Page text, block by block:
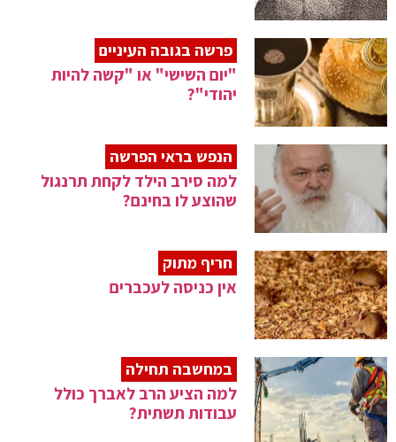
פרשה בגובה העיניים
"יום השישי" או "קשה להיות
יהודי"?
הנפש בראי הפרשה
למה סירב הילד לקחת תרנגול
שהוצע לו בחינם?
חריף מתוק
אין כניסה לעכברים
במחשבה תחילה
למה הציע הרב לאברך כולל
עבודות תשתית?